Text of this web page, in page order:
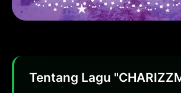
Tentang Lagu